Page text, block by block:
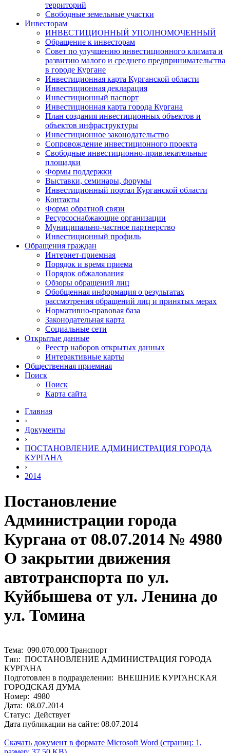
территорий
Свободные земельные участки
Инвесторам
ИНВЕСТИЦИОННЫЙ УПОЛНОМОЧЕННЫЙ
Обращение к инвесторам
Совет по улучшению инвестиционного климата и
развитию малого и среднего предпринимательства
в городе Кургане
Инвестиционная карта Курганской области
Инвестиционная декларация
Инвестиционный паспорт
Инвестиционная карта города Кургана
План создания инвестиционных объектов и
объектов инфраструктуры
Инвестиционное законодательство
Сопровождение инвестиционного проекта
Свободные инвестиционно-привлекательные
площадки
Формы поддержки
Выставки, семинары, форумы
Инвестиционный портал Курганской области
Контакты
Форма обратной связи
Ресурсоснабжающие организации
Муниципально-частное партнерство
Инвестиционный профиль
Обращения граждан
Интернет-приемная
Порядок и время приема
Порядок обжалования
Обзоры обращений лиц
Обобщенная информация о результатах
рассмотрения обращений лиц и принятых мерах
Нормативно-правовая база
Законодательная карта
Социальные сети
Открытые данные
Реестр наборов открытых данных
Интерактивные карты
Общественная приемная
Поиск
Поиск
Карта сайта
Главная
›
Документы
›
ПОСТАНОВЛЕНИЕ АДМИНИСТРАЦИЯ ГОРОДА
КУРГАНА
›
2014
Постановление
Администрации города
Кургана от 08.07.2014 № 4980
О закрытии движения
автотранспорта по ул.
Куйбышева от ул. Ленина до
ул. Томина
Тема: 090.070.000 Транспорт
Тип: ПОСТАНОВЛЕНИЕ АДМИНИСТРАЦИЯ ГОРОДА
КУРГАНА
Подготовлен в подразделении: ВНЕШНИЕ КУРГАНСКАЯ
ГОРОДСКАЯ ДУМА
Номер: 4980
Дата: 08.07.2014
Статус: Действует
Дата публикации на сайте: 08.07.2014
Скачать документ в формате Microsoft Word (страниц: 1,